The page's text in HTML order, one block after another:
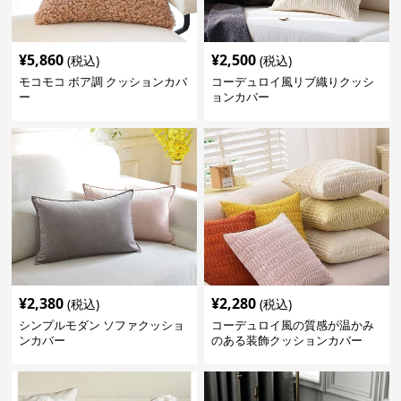
¥5,860 (税込)
モコモコ ボア調 クッションカバ
ー
¥2,500 (税込)
コーデュロイ風リブ織りクッシ
ョンカバー
¥2,380 (税込)
シンプルモダン ソファクッショ
ンカバー
¥2,280 (税込)
コーデュロイ風の質感が温かみ
のある装飾クッションカバー